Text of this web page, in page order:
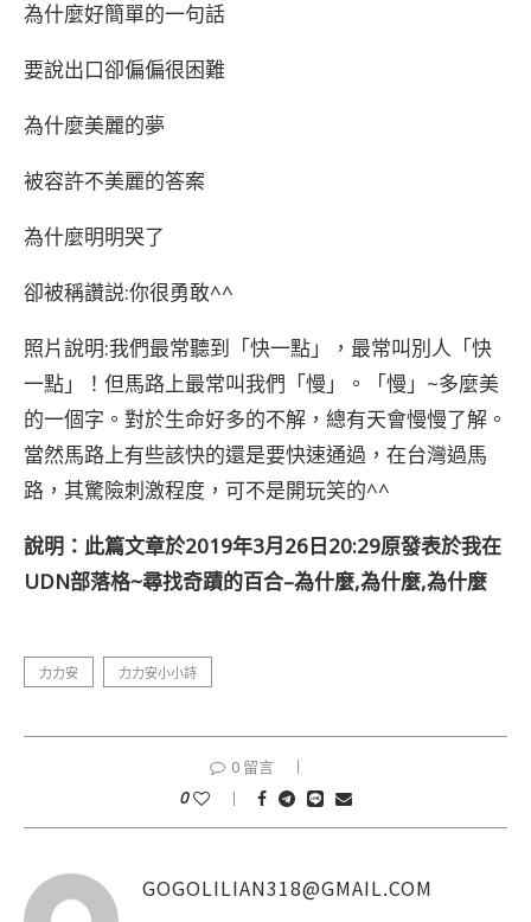
為什麼好簡單的一句話
要說出口卻偏偏很困難
為什麼美麗的夢
被容許不美麗的答案
為什麼明明哭了
卻被稱讚説:你很勇敢^^
照片說明:我們最常聽到「快一點」，最常叫別人「快
一點」！但馬路上最常叫我們「慢」。「慢」~多麼美
的一個字。對於生命好多的不解，總有天會慢慢了解。
當然馬路上有些該快的還是要快速通過，在台灣過馬
路，其驚險刺激程度，可不是開玩笑的^^
說明：此篇文章於2019年3月26日20:29原發表於我在
UDN部落格~尋找奇蹟的百合–為什麼,為什麼,為什麼
力力安 力力安小小詩
0 留言
0
GOGOLILIAN318@GMAIL.COM